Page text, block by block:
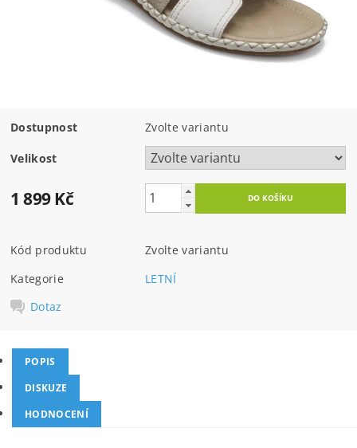
Dostupnost Zvolte variantu
Velikost
1 899 Kč
Kód produktu
Zvolte variantu
Kategorie
LETNÍ
Dotaz
POPIS
DISKUZE
HODNOCENÍ